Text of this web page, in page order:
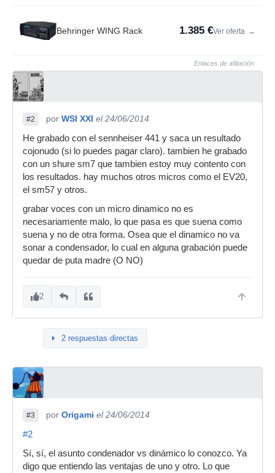
Behringer WING Rack 1.385 €Ver oferta →
Enlaces de afiliación
#2 por WSI XXI el 24/06/2014
He grabado con el sennheiser 441 y saca un resultado
cojonudo (si lo puedes pagar claro). tambien he grabado
con un shure sm7 que tambien estoy muy contento con
los resultados. hay muchos otros micros como el EV20,
el sm57 y otros.
grabar voces con un micro dinamico no es
necesariamente malo, lo que pasa es que suena como
suena y no de otra forma. Osea que el dinamico no va
sonar a condensador, lo cual en alguna grabación puede
quedar de puta madre (O NO)
2
2 respuestas directas
#3 por Origami el 24/06/2014
#2
Sí, sí, el asunto condenador vs dinámico lo conozco. Ya
digo que entiendo las ventajas de uno y otro. Lo que